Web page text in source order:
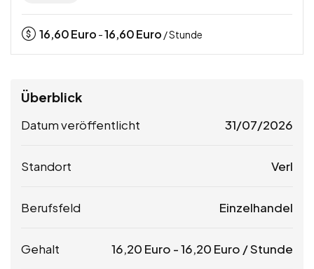
16,60Euro -16,60Euro / Stunde
Überblick
Datum veröffentlicht 31/07/2026
Standort Verl
Berufsfeld Einzelhandel
Gehalt 16,20 Euro -16,20 Euro / Stunde